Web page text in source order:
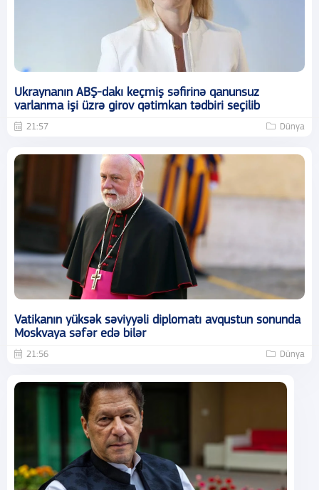
Ukraynanın ABŞ-dakı keçmiş səfirinə qanunsuz
varlanma işi üzrə girov qətimkan tədbiri seçilib
21:57 Dünya
Vatikanın yüksək səviyyəli diplomatı avqustun sonunda
Moskvaya səfər edə bilər
21:56 Dünya